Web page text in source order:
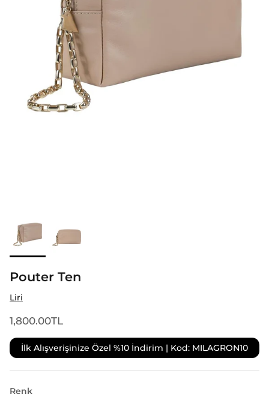
Pouter Ten
Liri
1,800.00TL
İlk Alışverişinize Özel %10 İndirim | Kod: MILAGRON10
Renk